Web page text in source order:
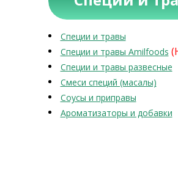
Специи и травы
Специи и травы Amilfoods
Специи и травы развесные
Смеси специй (масалы)
Соусы и приправы
Ароматизаторы и добавки